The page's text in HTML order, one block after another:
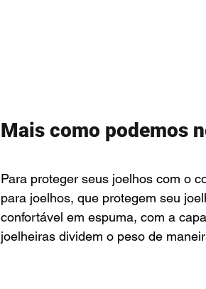
Mais como podemos
Para proteger seus joelhos com o
para joelhos, que protegem seu
confortável em espuma, com a
joelheiras dividem o peso de